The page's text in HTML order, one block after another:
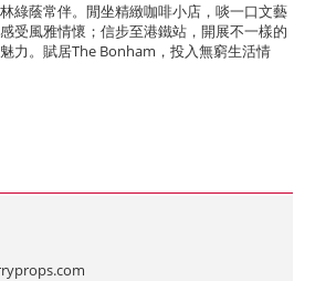
綠蔭常伴。閒坐精緻咖啡小店，啖一口文藝
受風雅情懷；信步至港鐵站，開展不一樣的
力。賦居The Bonham，投入無窮生活情